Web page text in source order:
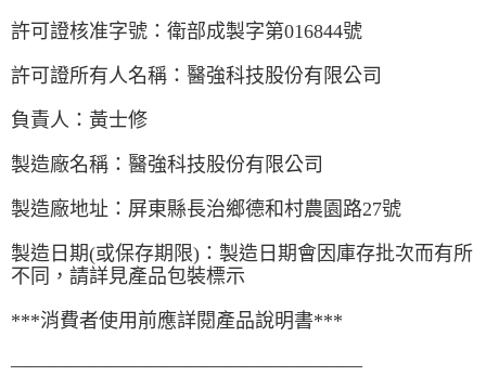
許可證核准字號：衛部成製字第016844號
許可證所有人名稱：醫強科技股份有限公司
負責人：黃士修
製造廠名稱：醫強科技股份有限公司
製造廠地址：屏東縣長治鄉德和村農園路27號
製造日期(或保存期限)：製造日期會因庫存批次而有所
不同，請詳見產品包裝標示
***消費者使用前應詳閱產品說明書***
——————————————————